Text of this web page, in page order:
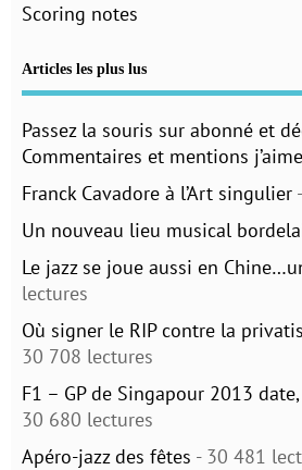
Scoring notes
Articles les plus lus
Passez la souris sur abonné et
Commentaires et mentions
Franck Cavadore à l’Art singulier
Un nouveau lieu musical
Le jazz se joue aussi en
lectures
Où signer le RIP contre la
30 708 lectures
F1 – GP de Singapour 2013
30 680 lectures
Apéro-jazz des fêtes - 30 481